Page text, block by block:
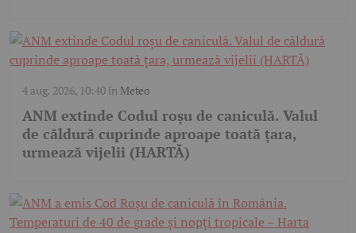
4 aug. 2026, 10:40în Meteo
ANM extinde Codul roșu de caniculă. Valul
de căldură cuprinde aproape toată țara,
urmează vijelii (HARTĂ)